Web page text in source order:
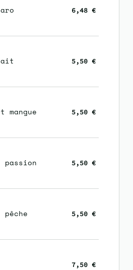
6,48 €
5,50 €
5,50 €
5,50 €
5,50 €
7,50 €